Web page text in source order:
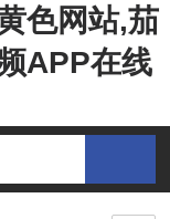
色网站,茄
APP在线